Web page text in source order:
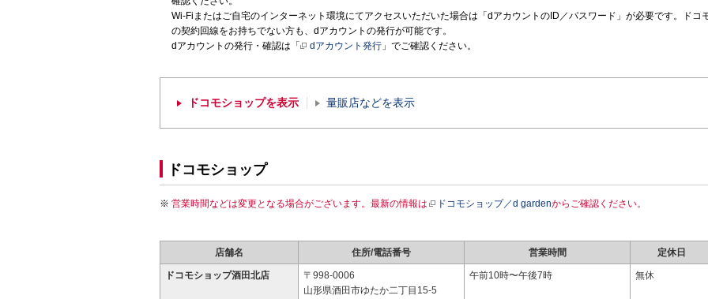
Wi-Fiまたはご自宅のインターネット環境にてアクセスいただいた場合は「dアカウントのID／パスワード」が必要です。ドコ
の契約回線をお持ちでない方も、dアカウントの発行が可能です。
dアカウントの発行・確認は「
dアカウント発行 」でご確認ください。
ドコモショップを表示 量販店などを表示
ドコモショップ
営業時間などは変更となる場合がございます。最新の情報は ドコモショップ／d gardenからご確認ください。
店舗名 住所/電話番号 営業時間 定休日
ドコモショップ酒田北店
〒998-0006
山形県酒田市ゆたか二丁目15-5
午前10時〜午後7時 無休